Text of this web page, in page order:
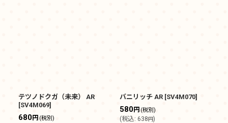
テツノドクガ（未来） AR
[SV4M069]
680円 (税別)
バニリッチ AR [SV4M070]
580円 (税別)
(税込: 638円)